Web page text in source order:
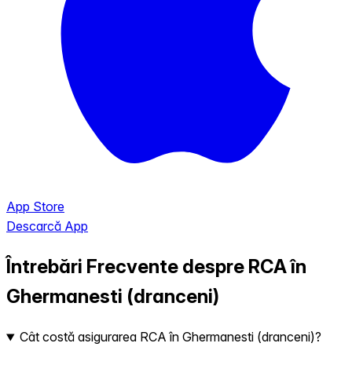
App Store
Descarcă App
Întrebări Frecvente despre RCA în
Ghermanesti (dranceni)
Cât costă asigurarea RCA în Ghermanesti (dranceni)?